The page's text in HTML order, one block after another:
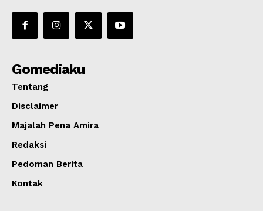
Gomediaku
Tentang
Disclaimer
Majalah Pena Amira
Redaksi
Pedoman Berita
Kontak